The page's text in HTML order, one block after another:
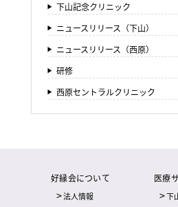
下山記念クリニック
ニュースリリース（下山）
ニュースリリース（西原）
研修
西原セントラルクリニック
好縁会について
法人情報
医療
下